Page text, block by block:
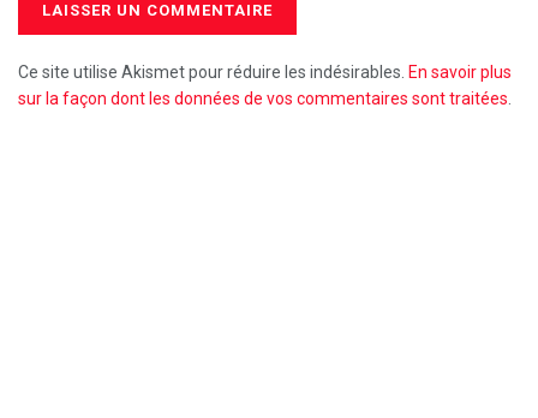
Ce site utilise Akismet pour réduire les indésirables. En savoir plus
sur la façon dont les données de vos commentaires sont traitées